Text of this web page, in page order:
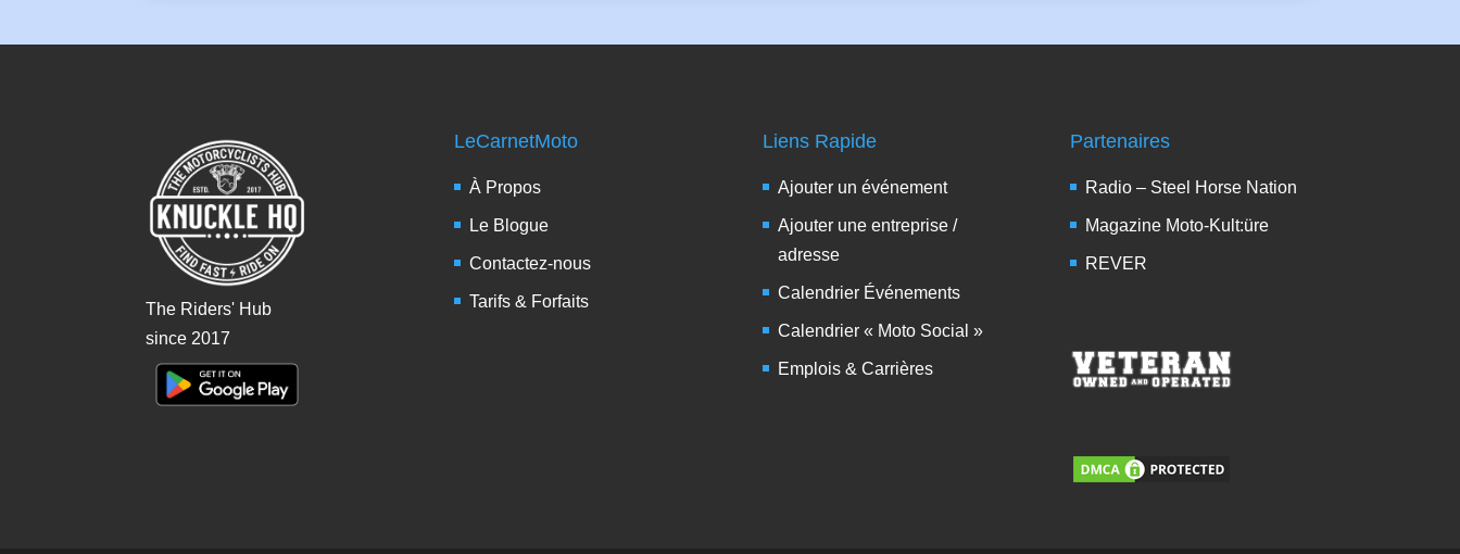
The Riders' Hub
since 2017
LeCarnetMoto
À Propos
Le Blogue
Contactez-nous
Tarifs & Forfaits
Liens Rapide
Ajouter un événement
Ajouter une entreprise /
adresse
Calendrier Événements
Calendrier « Moto Social »
Emplois & Carrières
Partenaires
Radio – Steel Horse Nation
Magazine Moto-Kult:üre
REVER